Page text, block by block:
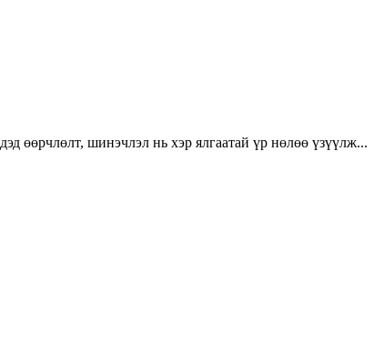
өөрчлөлт, шинэчлэл нь хэр ялгаатай үр нөлөө үзүүлж...